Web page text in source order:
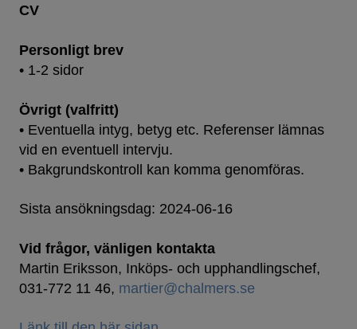
CV
Personligt brev
• 1-2 sidor
Övrigt (valfritt)
• Eventuella intyg, betyg etc. Referenser lämnas
vid en eventuell intervju.
• Bakgrundskontroll kan komma genomföras.
Sista ansökningsdag: 2024-06-16
Vid frågor, vänligen kontakta
Martin Eriksson, Inköps- och upphandlingschef,
031-772 11 46, martier@chalmers.se